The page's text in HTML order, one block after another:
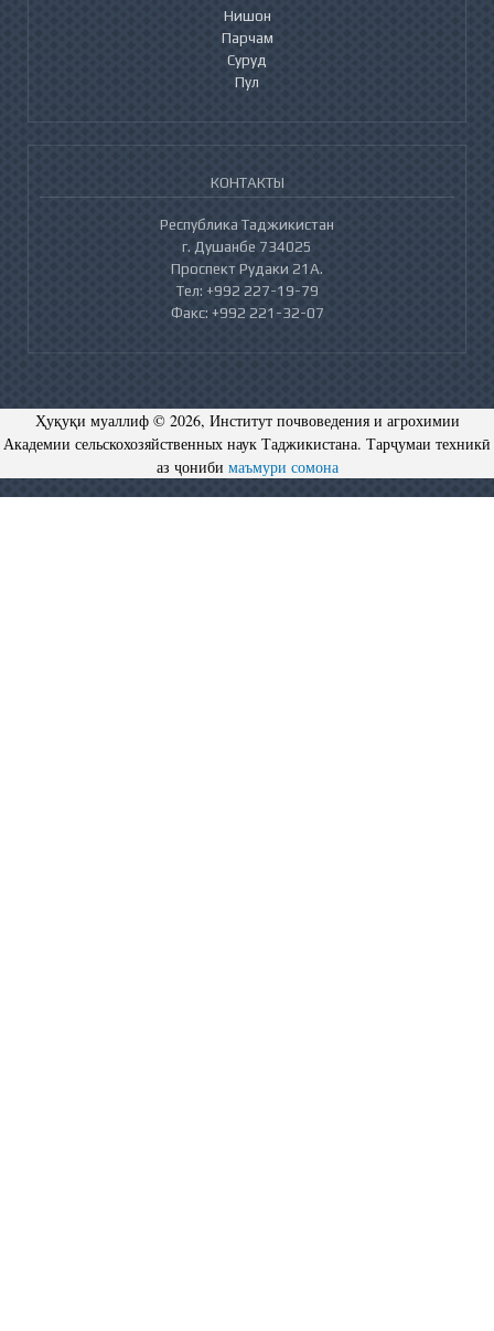
Нишон
Парчам
Суруд
Пул
КОНТАКТЫ
Республика Таджикистан
г. Душанбе 734025
Проспект Рудаки 21А.
Тел: +992 227-19-79
Факс: +992 221-32-07
Ҳуқуқи муаллиф © 2026, Институт почвоведения и агрохимии
Академии сельскохозяйственных наук Таджикистана. Тарҷумаи техникӣ
аз ҷониби маъмури сомона